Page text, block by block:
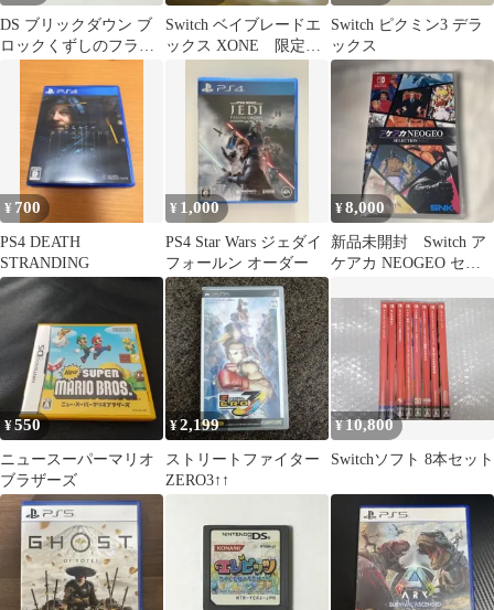
DS ブリックダウン ブ
ロックくずしのフラン
Switch ベイブレードエ
ックス XONE 限定ベ
イフのみ
Switch ピクミン3 デラ
ックス
¥ 700
PS4 DEATH
STRANDING
¥ 1,000
PS4 Star Wars ジェダイ
フォールン オーダー
¥8,000
新品未開封 Switch ア
ケアカ NEOGEO セレ
¥550
ニュースーパーマリオ
ブラザーズ
¥2,199
ストリートファイター
ZERO3↑↑
¥10,800
Switchソフト 8本セット